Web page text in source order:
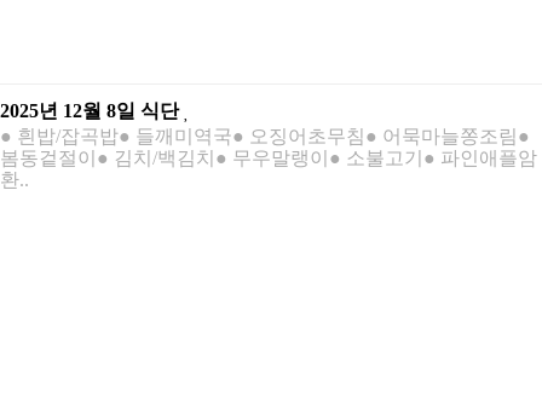
2025년 12월 8일 식단
● 흰밥/잡곡밥● 들깨미역국● 오징어초무침● 어묵마늘쫑조림●
봄동겉절이● 김치/백김치● 무우말랭이● 소불고기● 파인애플암
환..